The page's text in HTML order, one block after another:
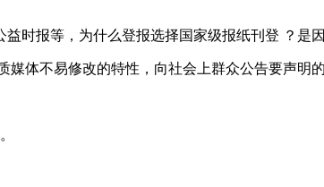
时报等，为什么登报选择国家级报纸刊登 ？是
体不易修改的特性，向社会上群众公告要声明